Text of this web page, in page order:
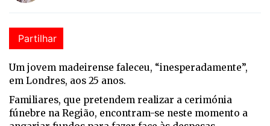
Partilhar
Um jovem madeirense faleceu, “inesperadamente”,
em Londres, aos 25 anos.
Familiares, que pretendem realizar a cerimónia
fúnebre na Região, encontram-se neste momento a